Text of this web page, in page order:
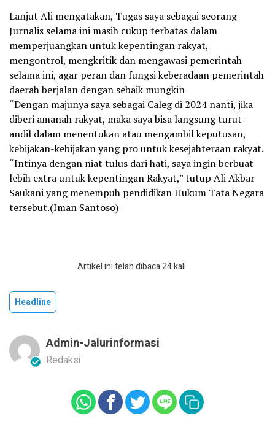
Lanjut Ali mengatakan, Tugas saya sebagai seorang
Jurnalis selama ini masih cukup terbatas dalam
memperjuangkan untuk kepentingan rakyat,
mengontrol, mengkritik dan mengawasi pemerintah
selama ini, agar peran dan fungsi keberadaan pemerintah
daerah berjalan dengan sebaik mungkin
“Dengan majunya saya sebagai Caleg di 2024 nanti, jika
diberi amanah rakyat, maka saya bisa langsung turut
andil dalam menentukan atau mengambil keputusan,
kebijakan-kebijakan yang pro untuk kesejahteraan rakyat.
“Intinya dengan niat tulus dari hati, saya ingin berbuat
lebih extra untuk kepentingan Rakyat,” tutup Ali Akbar
Saukani yang menempuh pendidikan Hukum Tata Negara
tersebut.(Iman Santoso)
Artikel ini telah dibaca 24 kali
Headline
Admin-Jalurinformasi
Redaksi